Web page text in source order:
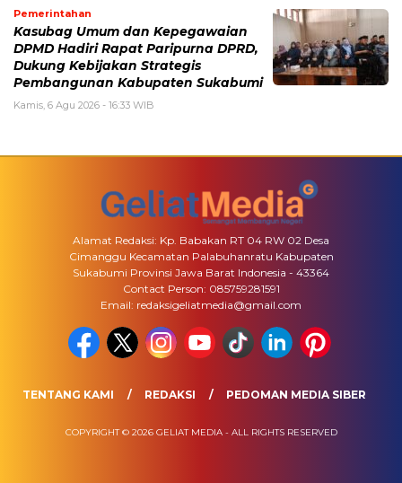
Pemerintahan
Kasubag Umum dan Kepegawaian
DPMD Hadiri Rapat Paripurna DPRD,
Dukung Kebijakan Strategis
Pembangunan Kabupaten Sukabumi
Kamis, 6 Agu 2026 - 16:33 WIB
Alamat Redaksi: Kp. Babakan RT 04 RW 02 Desa
Cimanggu Kecamatan Palabuhanratu Kabupaten
Sukabumi Provinsi Jawa Barat Indonesia - 43364
Contact Person: 085759281591
Email: redaksigeliatmedia@gmail.com
TENTANG KAMI REDAKSI PEDOMAN MEDIA SIBER
COPYRIGHT © 2026 GELIAT MEDIA - ALL RIGHTS RESERVED